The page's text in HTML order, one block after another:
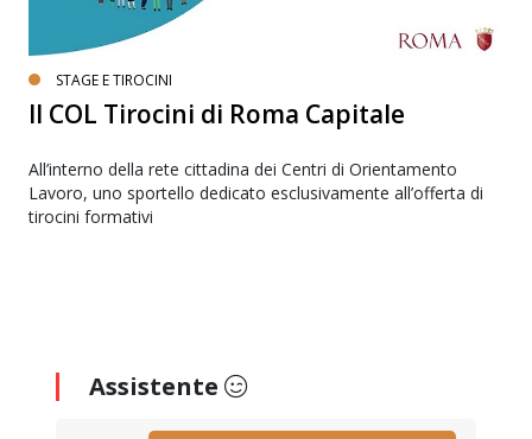
STAGE E TIROCINI
Il COL Tirocini di Roma Capitale
All’interno della rete cittadina dei Centri di Orientamento
Lavoro, uno sportello dedicato esclusivamente all’offerta di
tirocini formativi
Assistente